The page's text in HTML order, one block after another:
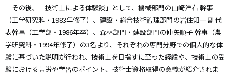
その後、「技術士による体験談」として、機械部門の山崎洋右 幹事
（工学研究科・1983年修了）、建設・総合技術監理部門の岩住知一 副代
表幹事（工学部・1986年卒）、森林部門・建設部門の仲矢順子 幹事（農
学研究科・1994年修了）の3名より、それぞれの専門分野での個人的な体
験に基づいた説明が行われ、技術士を目指すに至った経緯や、技術士の受
験における苦労や学習のポイント、技術士資格取得の意義が紹介されま